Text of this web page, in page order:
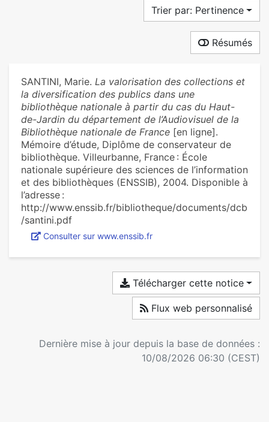
Trier par: Pertinence
Résumés
SANTINI, Marie. La valorisation des collections et
la diversification des publics dans une
bibliothèque nationale à partir du cas du Haut-
de-Jardin du département de l’Audiovisuel de la
Bibliothèque nationale de France [en ligne].
Mémoire d’étude, Diplôme de conservateur de
bibliothèque. Villeurbanne, France : École
nationale supérieure des sciences de l’information
et des bibliothèques (ENSSIB), 2004. Disponible à
l’adresse :
http://www.enssib.fr/bibliotheque/documents/dcb
/santini.pdf
Consulter sur www.enssib.fr
Télécharger cette notice
Flux web personnalisé
Dernière mise à jour depuis la base de données :
10/08/2026 06:30 (CEST)